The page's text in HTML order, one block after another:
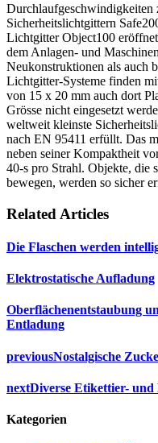
Durchlaufgeschwindigkeiten
Sicherheitslichtgittern
Lichtgitter Object100
dem Anlagen- und
Neukonstruktionen als auch
Lichtgitter-Systeme finden
von 15 x 20 mm auch dort
Grösse nicht eingesetzt
weltweit kleinste
nach EN 95411 erfüllt. Das
neben seiner Kompaktheit
40-s pro Strahl. Objekte, die
bewegen, werden so sicher
Related Articles
Die Flaschen werden
Elektrostatische Aufladung
Oberflächenentstaubung
Entladung
previousNostalgische
nextDiverse Etikettier- und
Kategorien